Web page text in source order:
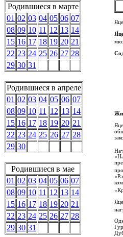
Родившиеся в марте
01 02 03 04 05 06 07
08 09 10 11 12 13 14
15 16 17 18 19 20 21
22 23 24 25 26 27 28
29 30 31
Родившиеся в апреле
01 02 03 04 05 06 07
08 09 10 11 12 13 14
15 16 17 18 19 20 21
22 23 24 25 26 27 28
29 30
Родившиеся в мае
01 02 03 04 05 06 07
08 09 10 11 12 13 14
15 16 17 18 19 20 21
22 23 24 25 26 27 28
29 30 31